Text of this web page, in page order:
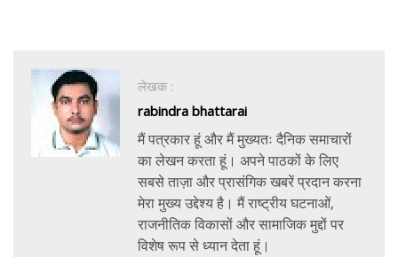
लेखक :
rabindra bhattarai
मैं पत्रकार हूं और मैं मुख्यतः दैनिक समाचारों
का लेखन करता हूं। अपने पाठकों के लिए
सबसे ताज़ा और प्रासंगिक खबरें प्रदान करना
मेरा मुख्य उद्देश्य है। मैं राष्ट्रीय घटनाओं,
राजनीतिक विकासों और सामाजिक मुद्दों पर
विशेष रूप से ध्यान देता हूं।